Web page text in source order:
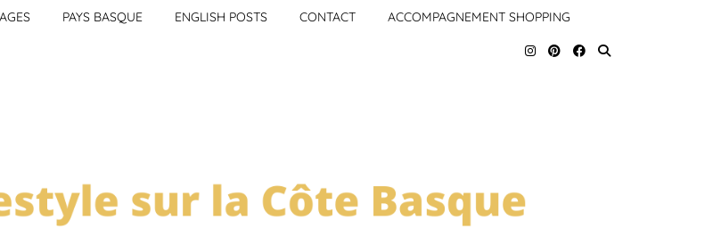
PAYS BASQUE ENGLISH POSTS CONTACT ACCOMPAGNEMENT SHOPPING